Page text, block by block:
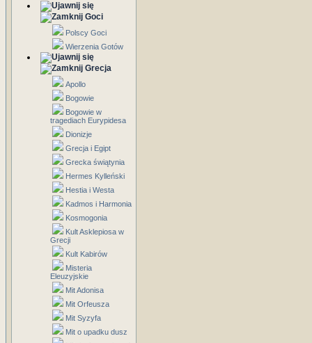
Goci
Polscy Goci
Wierzenia Gotów
Grecja
Apollo
Bogowie
Bogowie w
tragediach Eurypidesa
Dionizje
Grecja i Egipt
Grecka świątynia
Hermes Kylleński
Hestia i Westa
Kadmos i Harmonia
Kosmogonia
Kult Asklepiosa w
Grecji
Kult Kabirów
Misteria
Eleuzyjskie
Mit Adonisa
Mit Orfeusza
Mit Syzyfa
Mit o upadku dusz